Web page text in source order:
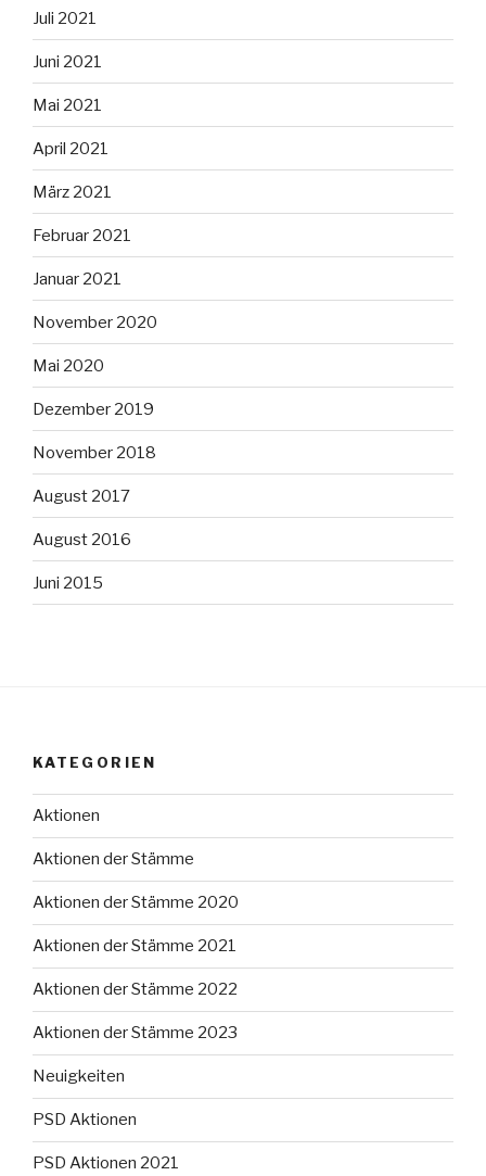
Juli 2021
Juni 2021
Mai 2021
April 2021
März 2021
Februar 2021
Januar 2021
November 2020
Mai 2020
Dezember 2019
November 2018
August 2017
August 2016
Juni 2015
KATEGORIEN
Aktionen
Aktionen der Stämme
Aktionen der Stämme 2020
Aktionen der Stämme 2021
Aktionen der Stämme 2022
Aktionen der Stämme 2023
Neuigkeiten
PSD Aktionen
PSD Aktionen 2021